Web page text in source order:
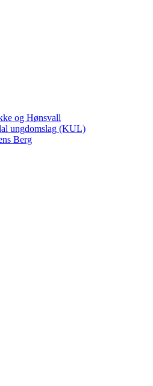
og Hønsvall
ungdomslag (KUL)
Berg